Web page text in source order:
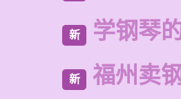
新 学钢琴
新 福州卖